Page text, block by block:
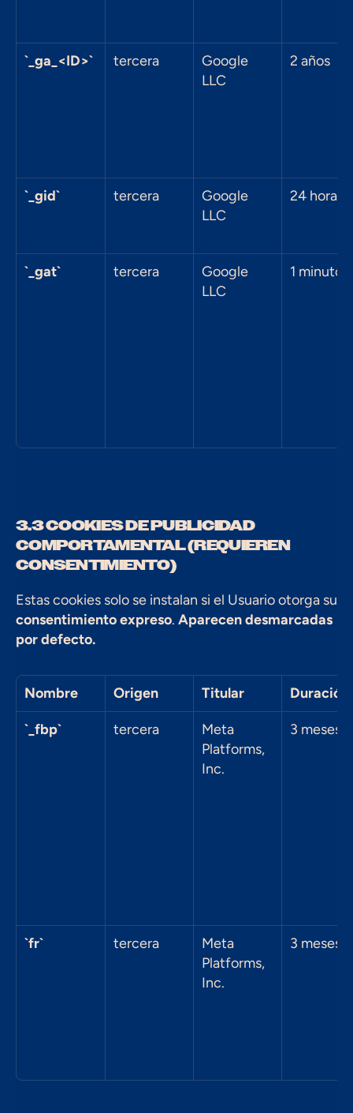
`_ga_<ID>` tercera
Google
LLC
2 años
`_gid` tercera
Google
LLC
24 horas
`_gat` tercera
Google
LLC
1 minuto
3.3 COOKIES DE PUBLICIDAD
COMPORTAMENTAL (REQUIEREN
CONSENTIMIENTO)
consentimiento expreso. Aparecen desmarcadas
por defecto.
Nombre Origen Titular Duración
`_fbp` tercera
Meta
Platforms,
Inc.
3 meses
`fr` tercera
Meta
Platforms,
Inc.
3 meses